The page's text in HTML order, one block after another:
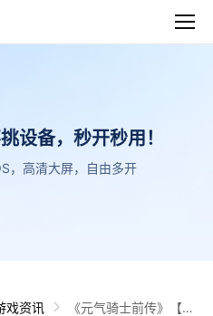
设备，秒开秒用！
，高清大屏，自由多开
戏资讯
《元气骑士前传》【新